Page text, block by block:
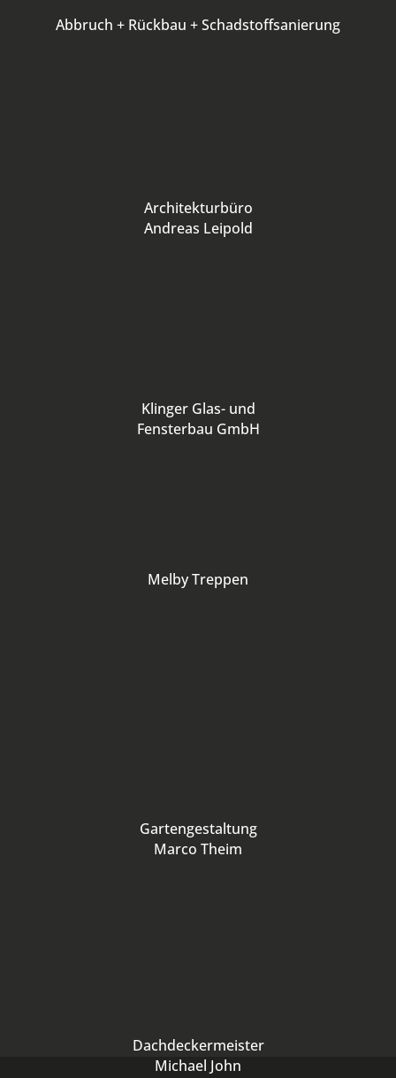
Abbruch + Rückbau + Schadstoffsanierung
Architekturbüro
Andreas Leipold
Klinger Glas- und
Fensterbau GmbH
Melby Treppen
Gartengestaltung
Marco Theim
Dachdeckermeister
Michael John